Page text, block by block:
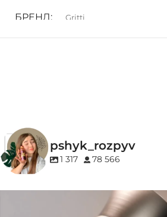
БРЕНД Gritti
pshyk_rozpyv
1 317 78 566
Для замовлення переходьте на сайт або в
Instagram...